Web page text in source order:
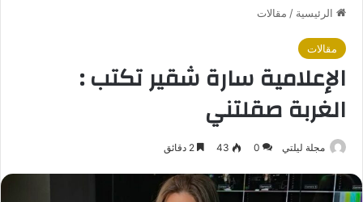
الرئيسية / مقالات
مقالات
الإعلامية سارة شقير تكتب :
الغربة صقلتني
مجلة ليلتي 0
43